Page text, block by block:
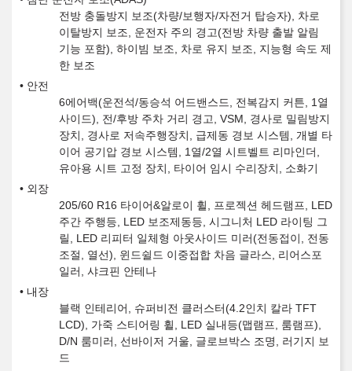
전방 충돌방지 보조(차량/보행자/자전거 탑승자), 차로
이탈방지 보조, 운전자 주의 경고(전방 차량 출발 알림
기능 포함), 하이빔 보조, 차로 유지 보조, 지능형 속도 제
한 보조
안전
6에어백(운전석/동승석 어드밴스드, 전복감지 커튼, 1열
사이드), 전/후방 주차 거리 경고, VSM, 경사로 밀림방지
장치, 경사로 저속주행장치, 급제동 경보 시스템, 개별 타
이어 공기압 경보 시스템, 1열/2열 시트벨트 리마인더,
유아용 시트 고정 장치, 타이어 임시 수리장치, 소화기
외장
205/60 R16 타이어&알로이 휠, 프로젝션 헤드램프, LED
주간 주행등, LED 보조제동등, 시그니처 LED 라이팅 그
릴, LED 리피터 일체형 아웃사이드 미러(전동접이, 전동
조절, 열선), 윈드쉴드 이중접합 차음 글라스, 리어스포
일러, 샤크핀 안테나
내장
블랙 인테리어, 슈퍼비전 클러스터(4.2인치 칼라 TFT
LCD), 가죽 스티어링 휠, LED 실내등(맵램프, 룸램프),
D/N 룸미러, 선바이저 거울, 글로브박스 조명, 러기지 보
드